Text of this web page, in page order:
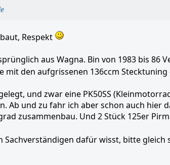
Respekt
aus Wagna. Bin von 1983 bis 86
den aufgrissenen 136ccm Stecktuning
und zwar eine PK50SS
Ab und zu fahr ich aber schon auch hier
zusammenbau. Und 2 Stück 125er
dafür wisst, bitte gleich